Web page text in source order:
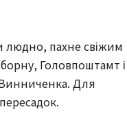
людно, пахне свіжим
Головпоштамт і
Для